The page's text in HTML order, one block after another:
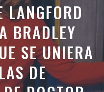
LANGFORD
BRADLEY
SE UNIERA
DE